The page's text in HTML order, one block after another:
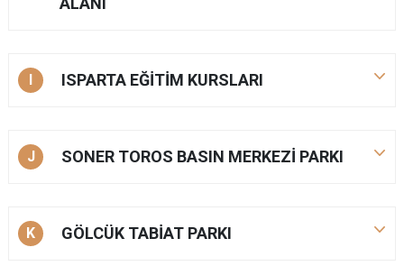
I ISPARTA EĞİTİM KURSLARI
J SONER TOROS BASIN MERKEZİ PARKI
K GÖLCÜK TABİAT PARKI